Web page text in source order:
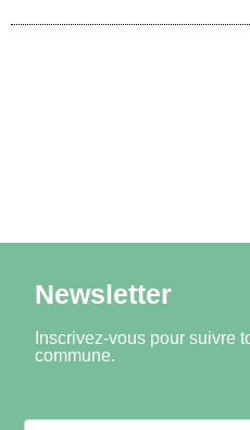
Newsletter
Inscrivez-vous pour suivre
commune.